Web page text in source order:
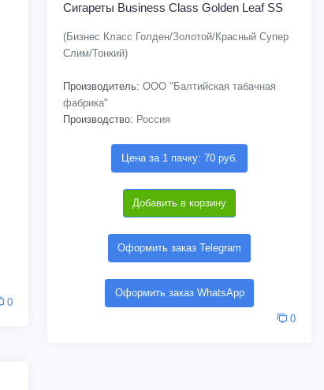
0
Сигареты Business Class Golden Leaf SS
(Бизнес Класс Голден/Золотой/Красный Супер
Слим/Тонкий)
Производитель: ООО "Балтийская табачная
фабрика"
Производство: Россия
Цена за 1 пачку: 70 руб.
Добавить в корзину
Оформить заказ Telegram
Оформить заказ WhatsApp
0